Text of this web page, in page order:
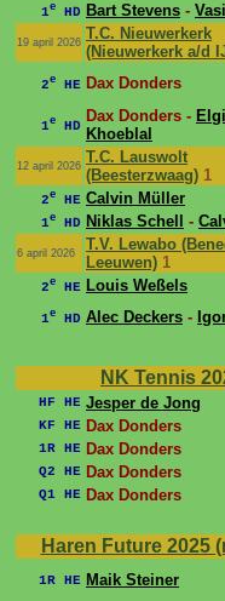
1e HD Bart Stevens -
19 april 2026 T.C. Nieuwerkerk
(Nieuwerkerk a/d
2e HE Dax Donders
1e HD
Dax Donders -
Khoeblal
12 april 2026 T.C. Lauswolt
(Beesterzwaag) 1
2e HE Calvin Müller
1e HD Niklas Schell -
6 april 2026
T.V. Lewabo
Leeuwen) 1
2e HE Louis Weßels
1e HD Alec Deckers -
NK Tennis
HF HE Jesper de Jong
KF HE Dax Donders
1R HE Dax Donders
Q2 HE Dax Donders
Q1 HE Dax Donders
Haren Future 2025
1R HE Maik Steiner